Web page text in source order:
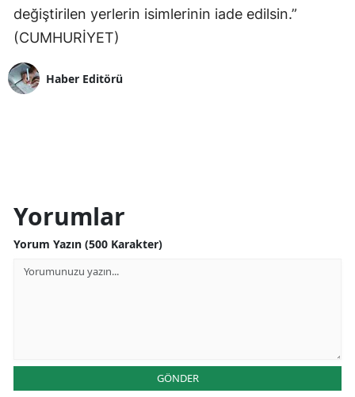
değiştirilen yerlerin isimlerinin iade edilsin.”
(CUMHURİYET)
Haber Editörü
Yorumlar
Yorum Yazın (500 Karakter)
GÖNDER